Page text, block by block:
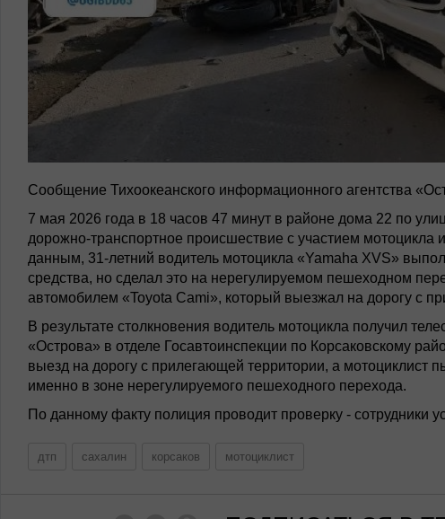
Сообщение Тихоокеанского информационного агентства
7 мая 2026 года в 18 часов 47 минут в районе дома 22 по
дорожно-транспортное происшествие с участием
данным, 31-летний водитель мотоцикла «Yamaha XVS»
средства, но сделал это на нерегулируемом пешеходном
автомобилем «Toyota Cami», который выезжал на дорогу с
В результате столкновения водитель мотоцикла получил
«Острова» в отделе Госавтоинспекции по Корсаковскому
выезд на дорогу с прилегающей территории, а мотоциклист
именно в зоне нерегулируемого пешеходного перехода.
По данному факту полиция проводит проверку - сотрудники
дтп сахалин корсаков мотоциклист